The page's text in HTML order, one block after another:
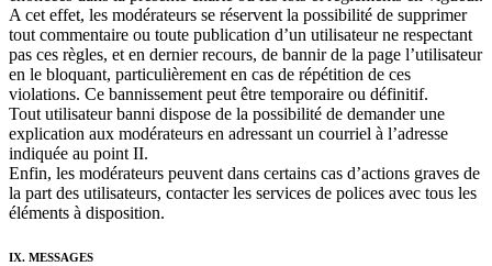
A cet effet, les modérateurs se réservent la possibilité de supprimer
tout commentaire ou toute publication d’un utilisateur ne respectant
pas ces règles, et en dernier recours, de bannir de la page l’utilisateur
en le bloquant, particulièrement en cas de répétition de ces
violations. Ce bannissement peut être temporaire ou définitif.
Tout utilisateur banni dispose de la possibilité de demander une
explication aux modérateurs en adressant un courriel à l’adresse
indiquée au point II.
Enfin, les modérateurs peuvent dans certains cas d’actions graves de
la part des utilisateurs, contacter les services de polices avec tous les
éléments à disposition.
IX. MESSAGES